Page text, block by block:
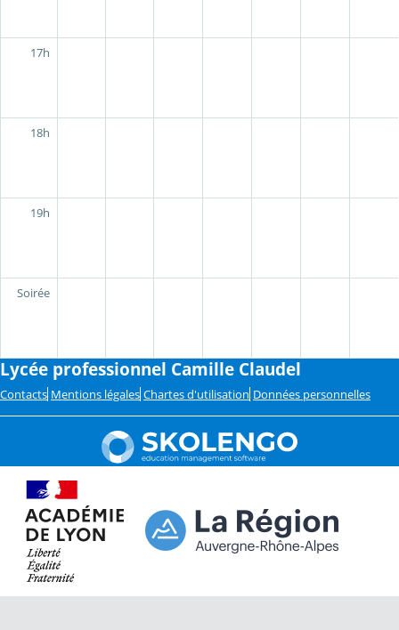
17h
18h
19h
Soirée
Lycée professionnel Camille Claudel
Contacts Mentions légales Chartes d'utilisation Données personnelles